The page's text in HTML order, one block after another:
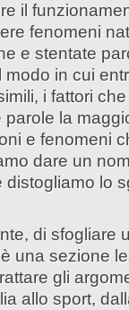
il
fenomeni
e stentate
in cui
i fattori
la
e fenomeni
dare un
distogliamo lo
di sfogliare
una sezione
gli
allo sport,